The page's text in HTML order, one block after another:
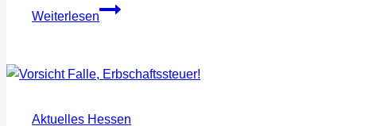
Weiterlesen
Kliniksplanung:
sich
Aktuelles Hessen